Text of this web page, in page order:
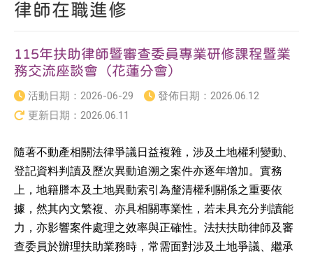
律師在職進修
115年扶助律師暨審查委員專業研修課程暨業
務交流座談會（花蓮分會）
活動日期： 2026-06-29 發佈日期： 2026.06.12
更新日期： 2026.06.11
隨著不動產相關法律爭議日益複雜，涉及土地權利變動、
登記資料判讀及歷次異動追溯之案件亦逐年增加。實務
上，地籍謄本及土地異動索引為釐清權利關係之重要依
據，然其內文繁複、亦具相關專業性，若未具充分判讀能
力，亦影響案件處理之效率與正確性。法扶扶助律師及審
查委員於辦理扶助業務時，常需面對涉及土地爭議、繼承